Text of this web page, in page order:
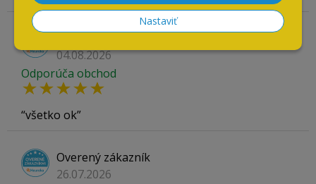
Nastaviť
04.08.2026
Odporúča obchod
všetko ok
Overený zákazník
26.07.2026